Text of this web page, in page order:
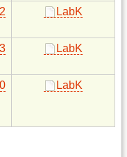
LabK
LabK
LabK